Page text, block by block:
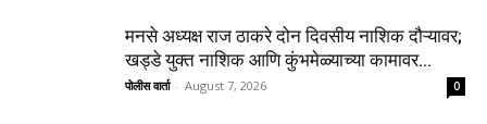
मनसे अध्यक्ष राज ठाकरे दोन दिवसीय नाशिक दौऱ्यावर;
खड्डे युक्त नाशिक आणि कुंभमेळ्याच्या कामावर...
पोलीस वार्ता - August 7, 2026 0